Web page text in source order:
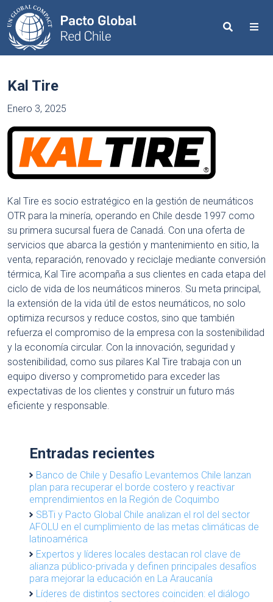
Search
Kal Tire
Enero 3, 2025
Kal Tire es socio estratégico en la gestión de neumáticos
OTR para la minería, operando en Chile desde 1997 como
su primera sucursal fuera de Canadá. Con una oferta de
servicios que abarca la gestión y mantenimiento en sitio, la
venta, reparación, renovado y reciclaje mediante conversión
térmica, Kal Tire acompaña a sus clientes en cada etapa del
ciclo de vida de los neumáticos mineros. Su meta principal,
la extensión de la vida útil de estos neumáticos, no solo
optimiza recursos y reduce costos, sino que también
refuerza el compromiso de la empresa con la sostenibilidad
y la economía circular. Con la innovación, seguridad y
sostenibilidad, como sus pilares Kal Tire trabaja con un
equipo diverso y comprometido para exceder las
expectativas de los clientes y construir un futuro más
eficiente y responsable.
Entradas recientes
Banco de Chile y Desafío Levantemos Chile lanzan
plan para recuperar el borde costero y reactivar
emprendimientos en la Región de Coquimbo
SBTi y Pacto Global Chile analizan el rol del sector
AFOLU en el cumplimiento de las metas climáticas de
latinoamérica
Expertos y líderes locales destacan rol clave de
alianza público-privada y definen principales desafíos
para mejorar la educación en La Araucanía
Líderes de distintos sectores coinciden: el diálogo